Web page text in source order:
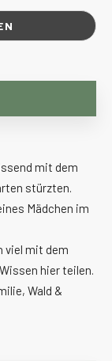
mit dem
stürzten.
Mädchen im
viel mit dem
hier teilen.
Wald &